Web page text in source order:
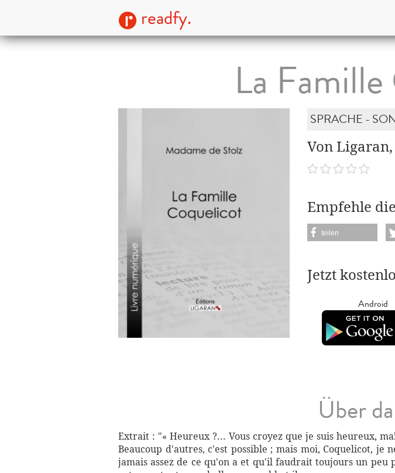
readfy.
La
SPRACHE -
Von
Empfehle
teilen
Jetzt
Android
Über
Extrait : "« Heureux ?... Vous croyez que je suis heureux,
Beaucoup d'autres, c'est possible ; mais moi, Coquelicot, je
jamais assez de ce qu'on a et qu'il faudrait toujours un